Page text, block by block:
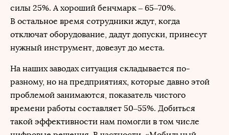
силы 25%. А хороший бенчмарк – 65–70%.
В остальное время сотрудники ждут, когда
отключат оборудование, дадут допуски, принесут
нужный инструмент, довезут до места.
На наших заводах ситуация складывается по-
разному, но на предприятиях, которые давно этой
проблемой занимаются, показатель чистого
времени работы составляет 50–55%. Добиться
такой эффективности нам помогли в том числе